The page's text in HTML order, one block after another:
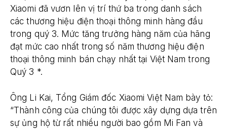
Xiaomi đã vươn lên vị trí thứ ba trong danh sách
các thương hiệu điện thoại thông minh hàng đầu
trong quý 3. Mức tăng trưởng hàng năm của hãng
đạt mức cao nhất trong số năm thương hiệu điện
thoại thông minh bán chạy nhất tại Việt Nam trong
Quý 3 *.
Ông Li Kai, Tổng Giám đốc Xiaomi Việt Nam bày tỏ:
“Thành công của chúng tôi được xây dựng dựa trên
sự ủng hộ từ rất nhiều người bao gồm Mi Fan và